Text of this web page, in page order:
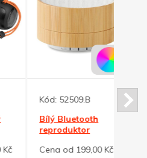
Kód:52509.B
Bílý Bluetooth
reproduktor
Cena od 199,00 Kč
Kód: